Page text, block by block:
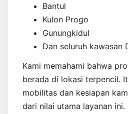
Bantul
Kulon Progo
Gunungkidul
Dan seluruh kawasan
Kami memahami bahwa
berada di lokasi terpencil.
mobilitas dan kesiapan
dari nilai utama layanan ini.